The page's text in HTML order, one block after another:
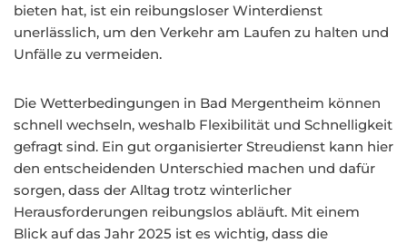
bieten hat, ist ein reibungsloser Winterdienst
unerlässlich, um den Verkehr am Laufen zu halten und
Unfälle zu vermeiden.
Die Wetterbedingungen in Bad Mergentheim können
schnell wechseln, weshalb Flexibilität und Schnelligkeit
gefragt sind. Ein gut organisierter Streudienst kann hier
den entscheidenden Unterschied machen und dafür
sorgen, dass der Alltag trotz winterlicher
Herausforderungen reibungslos abläuft. Mit einem
Blick auf das Jahr 2025 ist es wichtig, dass die